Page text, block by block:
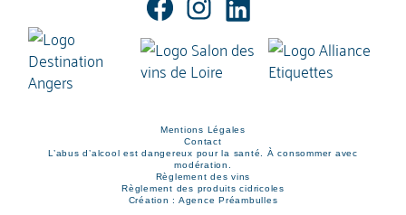
Mentions Légales
Contact
L’abus d’alcool est dangereux pour la santé. À consommer avec
modération.
Règlement des vins
Règlement des produits cidricoles
Création : Agence Préambulles